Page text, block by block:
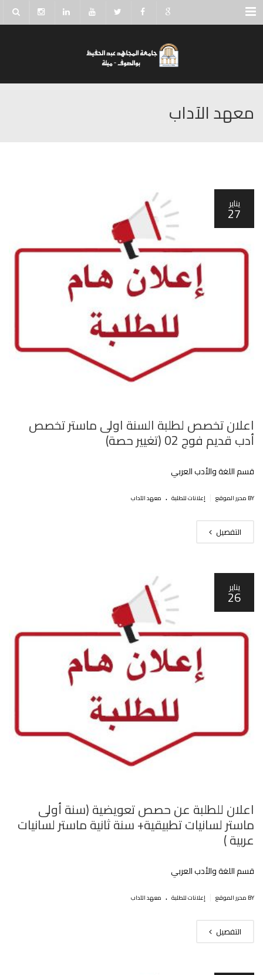
Menu
معهد الآداب
يناير
27
اعلان تخصص لطلبة السنة اولى ماستر تخصص
أدب قديم فوج 02 (تغيير حصة)
قسم اللغة والأدب العربي
BY محرر الموقع إعلانات للطلبة . معهد الآداب
التفصيل
يناير
26
اعلان للطلبة عن حصص تعويضية (سنة أولى
ماستر لسانيات تطبيقية+ سنة ثانية ماستر لسانيات
عربية )
قسم اللغة والأدب العربي
BY محرر الموقع إعلانات للطلبة . معهد الآداب
التفصيل